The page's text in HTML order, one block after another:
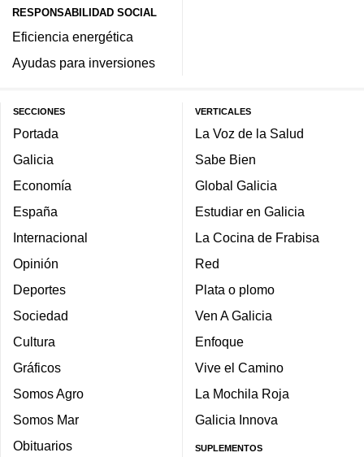
RESPONSABILIDAD SOCIAL
Eficiencia energética
Ayudas para inversiones
SECCIONES
Portada
Galicia
Economía
España
Internacional
Opinión
Deportes
Sociedad
Cultura
Gráficos
Somos Agro
Somos Mar
Obituarios
VERTICALES
La Voz de la Salud
Sabe Bien
Global Galicia
Estudiar en Galicia
La Cocina de Frabisa
Red
Plata o plomo
Ven A Galicia
Enfoque
Vive el Camino
La Mochila Roja
Galicia Innova
SUPLEMENTOS